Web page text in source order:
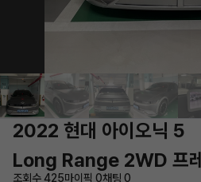
2022 현대 아이오닉 5
Long Range 2WD 프
조회수 425마이픽 0채팅 0